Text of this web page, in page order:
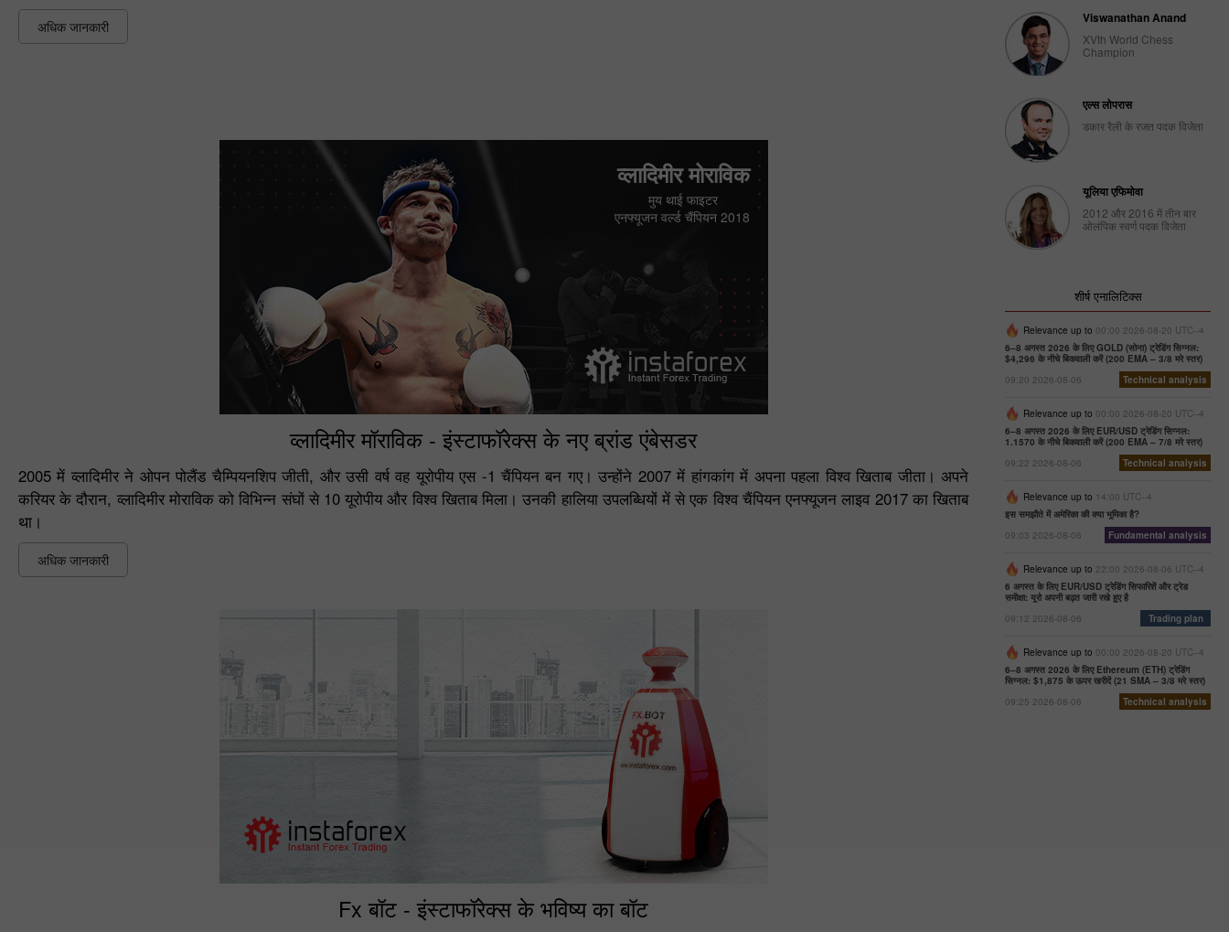
अधिक जानकारी
व्लादिमीर मोराविक
मुय थाई फाइटर
एनफ्यूजन वर्ल्ड चैंपियन 2018
व्लादिमीर मॉराविक - इंस्टाफॉरेक्स के नए ब्रांड एंबेसडर
2005 में व्लादिमीर ने ओपन पोलैंड चैम्पियनशिप जीती, और उसी वर्ष वह यूरोपीय एस -1 चैंपियन बन गए। उन्होंने 2007 में हांगकांग में अपना पहला विश्व खिताब जीता। अपने
करियर के दौरान, व्लादिमीर मोराविक को विभिन्न संघों से 10 यूरोपीय और विश्व खिताब मिला। उनकी हालिया उपलब्धियों में से एक विश्व चैंपियन एनफ्यूजन लाइव 2017 का खिताब
था।
अधिक जानकारी
Fx बॉट - इंस्टाफॉरेक्स के भविष्य का बॉट
Viswanathan Anand
XVth World Chess
Champion
एल्स लोपरास
डकार रैली के रजत पदक विजेता
यूलिया एफिमोवा
2012 और 2016 में तीन बार
ओलंपिक स्वर्ण पदक विजेता
शीर्ष एनालिटिक्स
Relevance up to 00:00 2026-08-20 UTC--4
6–8 अगस्त 2026 के लिए GOLD (सोना) ट्रेडिंग सिग्नल:
$4,296 के नीचे बिकवाली करें (200 EMA – 3/8 मरे स्तर)
09:20 2026-08-06
Technical analysis
Relevance up to 00:00 2026-08-20 UTC--4
6–8 अगस्त 2026 के लिए EUR/USD ट्रेडिंग सिग्नल:
1.1570 के नीचे बिकवाली करें (200 EMA – 7/8 मरे स्तर)
09:22 2026-08-06
Technical analysis
Relevance up to 14:00 UTC--4
इस समझौते में अमेरिका की क्या भूमिका है?
09:03 2026-08-06
Fundamental analysis
Relevance up to 22:00 2026-08-06 UTC--4
6 अगस्त के लिए EUR/USD ट्रेडिंग सिफारिशें और ट्रेड
समीक्षा: यूरो अपनी बढ़त जारी रखे हुए है
09:12 2026-08-06
Trading plan
Relevance up to 00:00 2026-08-20 UTC--4
6–8 अगस्त 2026 के लिए Ethereum (ETH) ट्रेडिंग
सिग्नल: $1,875 के ऊपर खरीदें (21 SMA – 3/8 मरे स्तर)
09:25 2026-08-06
Technical analysis